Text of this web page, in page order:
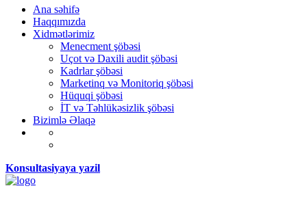
Ana səhifə
Haqqımızda
Xidmətlərimiz
Menecment şöbəsi
Uçot və Daxili audit şöbəsi
Kadrlar şöbəsi
Marketinq və Monitoriq şöbəsi
Hüquqi şöbəsi
İT və Təhlükəsizlik şöbəsi
Bizimlə Əlaqə
Konsultasiyaya yazil